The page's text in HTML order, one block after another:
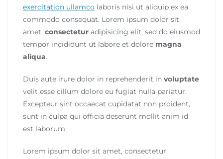
exercitation ullamco laboris nisi ut aliquip ex ea
commodo consequat. Lorem ipsum dolor sit
amet, consectetur adipisicing elit, sed do eiusmod
tempor incididunt ut labore et dolore magna
aliqua.
Duis aute irure dolor in reprehenderit in voluptate
velit esse cillum dolore eu fugiat nulla pariatur.
Excepteur sint occaecat cupidatat non proident,
sunt in culpa qui officia deserunt mollit anim id
est laborum.
Lorem ipsum dolor sit amet, consectetur